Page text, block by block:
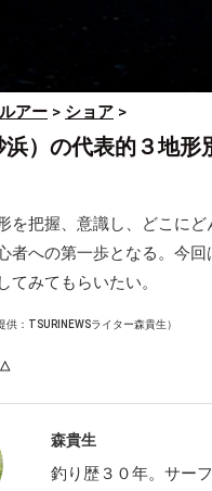
アー > ショア >
）の代表的３地形
を把握、意識し、どこに
者への第一歩となる。今
てみてもらいたい。
供：TSURINEWSライター森貴生）
森貴生
釣り歴３０年。サー